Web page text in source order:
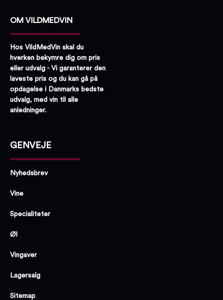
OM VILDMEDVIN
Hos VildMedVin skal du
hverken bekymre dig om pris
eller udvalg - Vi garanterer den
laveste pris og du kan gå på
opdagelse i Danmarks bedste
udvalg, med vin til alle
anledninger.
GENVEJE
Nyhedsbrev
Vine
Specialiteter
Øl
Vingaver
Lagersalg
Sitemap